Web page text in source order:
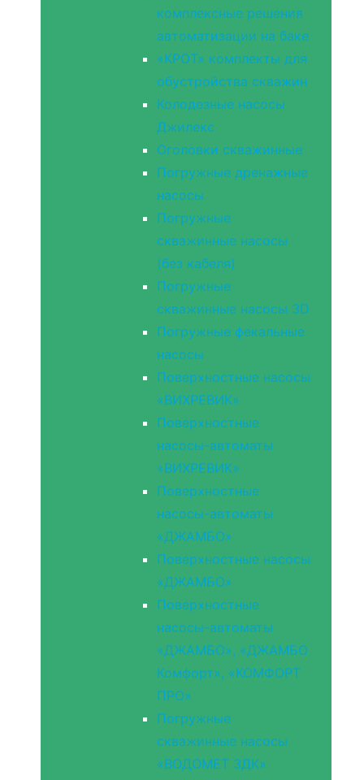
комплексные решения
автоматизации на баке
«КРОТ» комплекты для
обустройства скважин
Колодезные насосы
Джилекс
Оголовки скважинные
Погружные дренажные
насосы
Погружные
скважинные насосы
(без кабеля)
Погружные
скважинные насосы 3D
Погружные фекальные
насосы
Поверхностные насосы
«ВИХРЕВИК»
Поверхностные
насосы-автоматы
«ВИХРЕВИК»
Поверхностные
насосы-автоматы
«ДЖАМБО»
Поверхностные насосы
«ДЖАМБО»
Поверхностные
насосы-автоматы
«ДЖАМБО», «ДЖАМБО
Комфорт», «КОМФОРТ
ПРО»
Погружные
скважинные насосы
«ВОДОМЕТ 3ДК»